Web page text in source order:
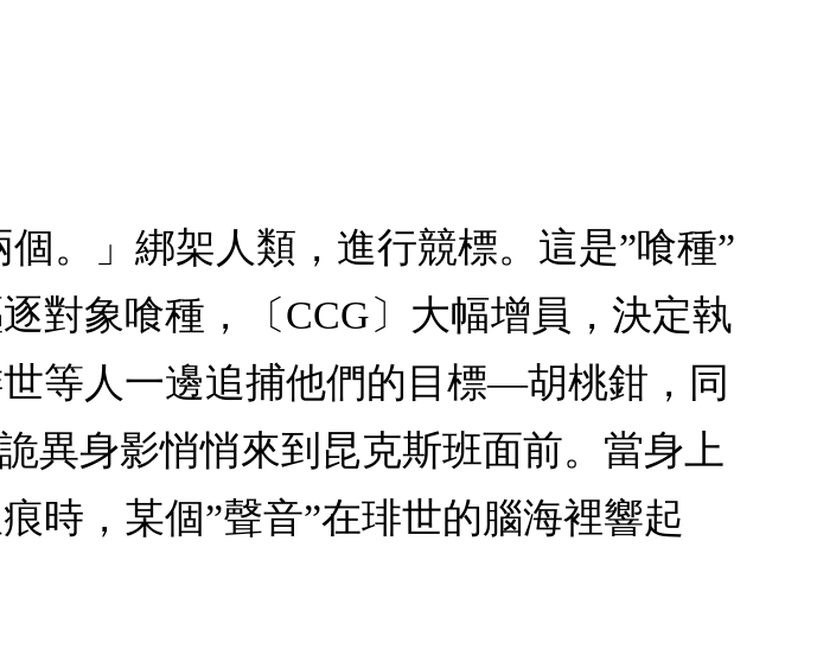
。」綁架人類，進行競標。這是”喰種”
對象喰種，〔CCG〕大幅增員，決定執
等人一邊追捕他們的目標―胡桃鉗，同
異身影悄悄來到昆克斯班面前。當身上
時，某個”聲音”在琲世的腦海裡響起